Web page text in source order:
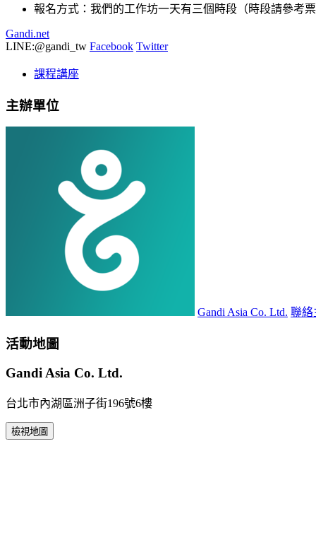
報名方式：我們的工作坊一天有三個時段（時段請參考
Gandi.net
LINE:@gandi_tw Facebook Twitter
課程講座
主辦單位
Gandi Asia Co. Ltd. 聯絡
活動地圖
Gandi Asia Co. Ltd.
台北市內湖區洲子街196號6樓
檢視地圖